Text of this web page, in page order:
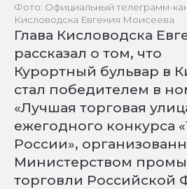
Фото: Официальный телеграмм-
Кисловодска Евгения Моисеева
Глава Кисловодска
рассказал о том, что
Курортный бульвар в
стал победителем в
«Лучшая торговая
ежегодного конкурса
России»,
Министерством
торговли Российской